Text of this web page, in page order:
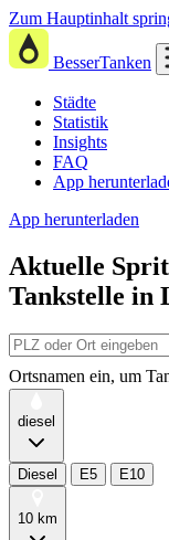
Zum Hauptinhalt
BesserTanken
Städte
Statistik
Insights
FAQ
App
App herunterladen
Aktuelle
Tankstelle in
Ortsnamen ein, um
diesel
Diesel E5 E10
10 km